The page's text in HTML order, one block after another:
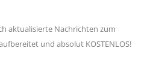
aktualisierte Nachrichten zum
und absolut KOSTENLOS!